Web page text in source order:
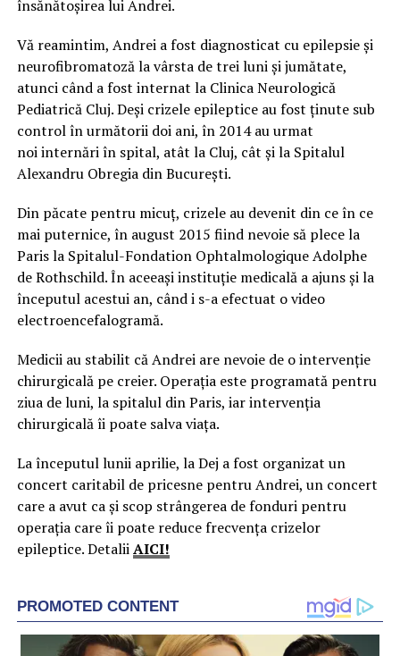
însănătoșirea lui Andrei.
Vă reamintim, Andrei a fost diagnosticat cu epilepsie și
neurofibromatoză la vârsta de trei luni și jumătate,
atunci când a fost internat la Clinica Neurologică
Pediatrică Cluj. Deși crizele epileptice au fost ținute sub
control în următorii doi ani, în 2014 au urmat
noi internări în spital, atât la Cluj, cât și la Spitalul
Alexandru Obregia din București.
Din păcate pentru micuț, crizele au devenit din ce în ce
mai puternice, în august 2015 fiind nevoie să plece la
Paris la Spitalul-Fondation Ophtalmologique Adolphe
de Rothschild. În aceeași instituție medicală a ajuns și la
începutul acestui an, când i s-a efectuat o video
electroencefalogramă.
Medicii au stabilit că Andrei are nevoie de o intervenție
chirurgicală pe creier. Operația este programată pentru
ziua de luni, la spitalul din Paris, iar intervenția
chirurgicală îi poate salva viața.
La începutul lunii aprilie, la Dej a fost organizat un
concert caritabil de pricesne pentru Andrei, un concert
care a avut ca și scop strângerea de fonduri pentru
operația care îi poate reduce frecvența crizelor
epileptice. DetaliiAICI!